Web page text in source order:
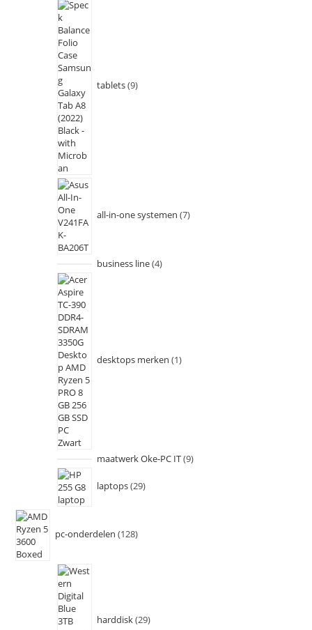
tablets 9
all-in-one systemen 7
business line 4
desktops merken 1
maatwerk Oke-PC IT 9
laptops 29
pc-onderdelen 128
harddisk 29